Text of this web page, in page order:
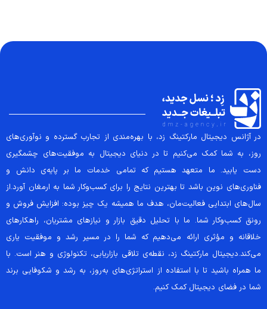
در آژانس دیجیتال مارکتینگ زد، با بهره‌مندی از تجارب گسترده و نوآوری‌های
روز، به شما کمک می‌کنیم تا در دنیای دیجیتال به موفقیت‌های چشمگیری
دست یابید. ما متعهد هستیم که تمامی خدمات ما بر پایه‌ی دانش و
فناوری‌های نوین باشد تا بهترین نتایج را برای کسب‌وکار شما به ارمغان آورد.از
سال‌های ابتدایی فعالیت‌مان، هدف ما همیشه یک چیز بوده: افزایش فروش و
رونق کسب‌وکار شما. ما با تحلیل دقیق بازار و نیازهای مشتریان، راهکارهای
خلاقانه و مؤثری ارائه می‌دهیم که شما را در مسیر رشد و موفقیت یاری
می‌کند.دیجیتال مارکتینگ زد، نقطه‌ی تلاقی بازاریابی، تکنولوژی و هنر است. با
ما همراه باشید تا با استفاده از استراتژی‌های به‌روز، به رشد و شکوفایی برند
شما در فضای دیجیتال کمک کنیم.